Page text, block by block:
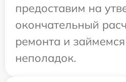
предоставим на
окончательный
ремонта и
неполадок.